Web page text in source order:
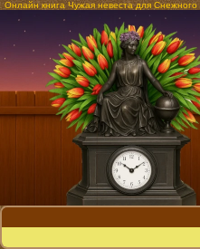
Онлайн книга Чужая невеста для